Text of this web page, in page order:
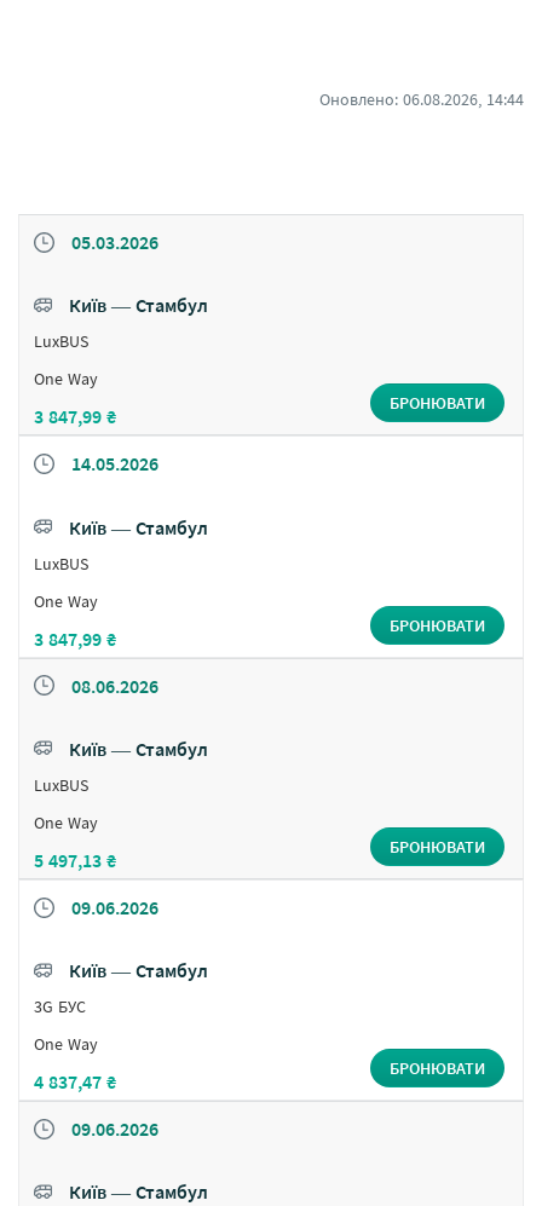
Оновлено: 06.08.2026, 14:44
05.03.2026
Київ ― Стамбул
LuxBUS
One Way
3 847,99 ₴
БРОНЮВАТИ
14.05.2026
Київ ― Стамбул
LuxBUS
One Way
3 847,99 ₴
БРОНЮВАТИ
08.06.2026
Київ ― Стамбул
LuxBUS
One Way
5 497,13 ₴
БРОНЮВАТИ
09.06.2026
Київ ― Стамбул
3G БУС
One Way
4 837,47 ₴
БРОНЮВАТИ
09.06.2026
Київ ― Стамбул